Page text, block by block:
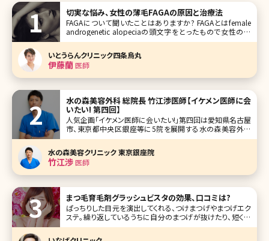
切実な悩み、女性の薄毛FAGAの原因と治療法
FAGAについて聞いたことはありますか? FAGAとはfemale
androgenetic alopeciaの頭文字をとったもので女性の薄
毛の総称です。また最近では同様の意味でFPHL（female
pattern hair loss）と呼ばれることもあります。 美容クリニッ
クで働いていると薄
いとうらんクリニック四条烏丸
伊藤蘭医師
水の森美容外科 総院長 竹江渉医師【イケメン医師に会
いたい! 第四回】
人気企画「イケメン医師に会いたい!」第四回は愛知県名古屋
市、東京都中央区銀座等に5院を展開する水の森美容外科
の竹江渉(たけえ わたる)総院長です。 脂肪吸引をはじめとし
て、美容外科における施術のほとんどを提供し、水の森美容
外科の総院長として、各地のクリニックで施術をされていま
す。 インタ
水の森美容クリニック 東京銀座院
竹江渉医師
まつ毛育毛剤グラッシュビスタの効果、口コミは?
ぱっちりした目元を演出してくれる、つけまつげやまつげエク
ステ。繰り返しているうちに自分のまつげが抜けたり、短くな
ってしまったりする人が多いのではないでしょうか。そんなま